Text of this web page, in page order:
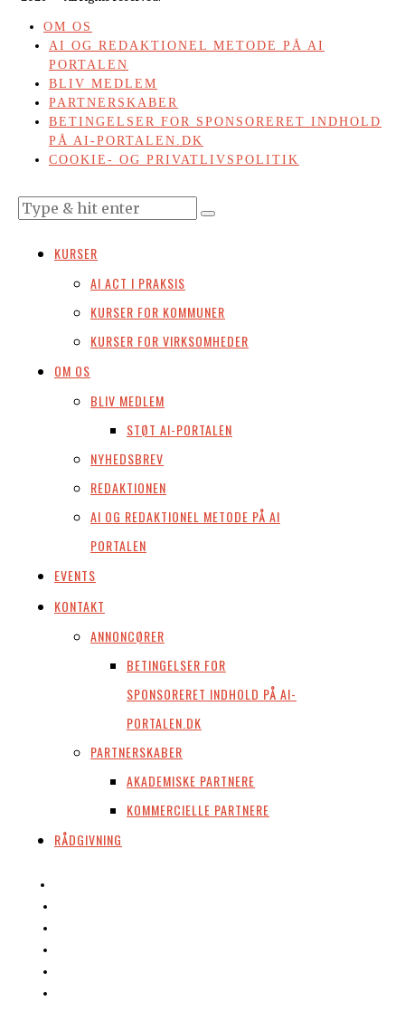
OM OS
AI OG REDAKTIONEL METODE PÅ AI
PORTALEN
BLIV MEDLEM
PARTNERSKABER
BETINGELSER FOR SPONSORERET INDHOLD
PÅ AI-PORTALEN.DK
COOKIE- OG PRIVATLIVSPOLITIK
KURSER
AI ACT I PRAKSIS
KURSER FOR KOMMUNER
KURSER FOR VIRKSOMHEDER
OM OS
BLIV MEDLEM
STØT AI-PORTALEN
NYHEDSBREV
REDAKTIONEN
AI OG REDAKTIONEL METODE PÅ AI
PORTALEN
EVENTS
KONTAKT
ANNONCØRER
BETINGELSER FOR
SPONSORERET INDHOLD PÅ AI-
PORTALEN.DK
PARTNERSKABER
AKADEMISKE PARTNERE
KOMMERCIELLE PARTNERE
RÅDGIVNING